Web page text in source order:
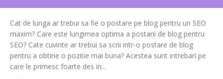
Cat de lunga ar trebui sa fie o postare pe blog pentru un SEO
maxim? Care este lungimea optima a postarii de blog pentru
SEO? Cate cuvinte ar trebui sa scrii intr-o postare de blog
pentru a obtine o pozitie mai buna? Acestea sunt intrebari pe
care le primesc foarte des in...